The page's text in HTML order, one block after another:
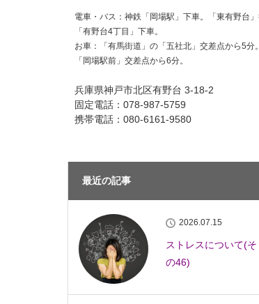
電車・バス：神鉄「岡場駅」下車。「東有野台」
「有野台4丁目」下車。
お車：「有馬街道」の「五社北」交差点から5分。
「岡場駅前」交差点から6分。
兵庫県神戸市北区有野台 3-18-2
固定電話：078-987-5759
携帯電話：080-6161-9580
最近の記事
2026.07.15
ストレスについて(そ
の46)